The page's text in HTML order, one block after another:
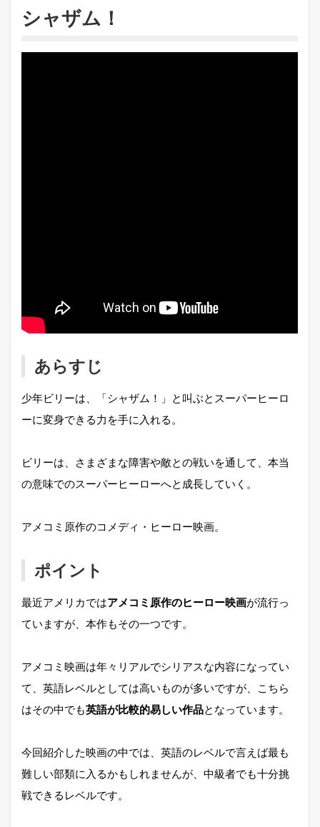
シャザム！
あらすじ
少年ビリーは、「シャザム！」と叫ぶとスーパーヒーロ
ーに変身できる力を手に入れる。
ビリーは、さまざまな障害や敵との戦いを通して、本当
の意味でのスーパーヒーローへと成長していく。
アメコミ原作のコメディ・ヒーロー映画。
ポイント
最近アメリカではアメコミ原作のヒーロー映画が流行っ
ていますが、本作もその一つです。
アメコミ映画は年々リアルでシリアスな内容になってい
て、英語レベルとしては高いものが多いですが、こちら
はその中でも英語が比較的易しい作品となっています。
今回紹介した映画の中では、英語のレベルで言えば最も
難しい部類に入るかもしれませんが、中級者でも十分挑
戦できるレベルです。